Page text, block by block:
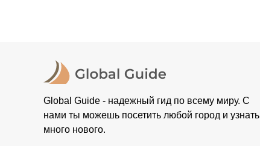
Global Guide - надежный гид по всему миру. С
нами ты можешь посетить любой город и узнать
много нового.